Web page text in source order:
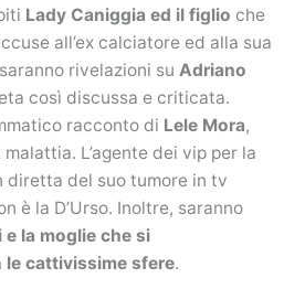
Lady Caniggia ed il figlio che
all’ex calciatore ed alla sua
rivelazioni su Adriano
così discussa e criticata.
racconto di Lele Mora,
L’agente dei vip per la
diretta del suo tumore in tv
è la D’Urso. Inoltre, saranno
la moglie che si
cattivissime sfere.